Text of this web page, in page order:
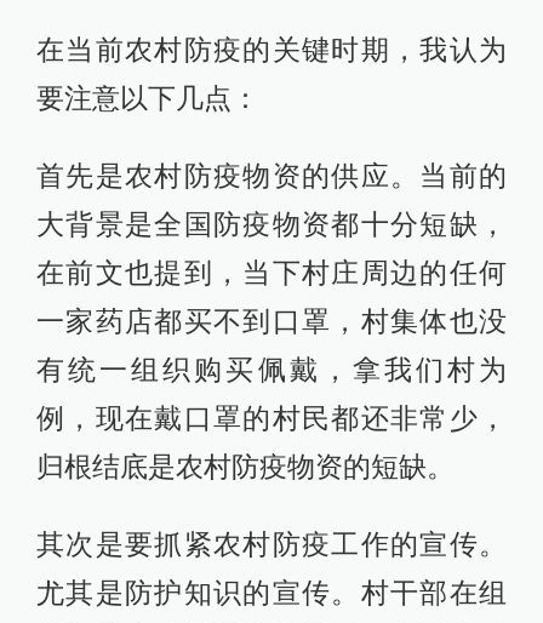
在当前农村防疫的关键时期，我认为
要注意以下几点：
首先是农村防疫物资的供应。当前的
大背景是全国防疫物资都十分短缺，
在前文也提到，当下村庄周边的任何
一家药店都买不到口罩，村集体也没
有统一组织购买佩戴，拿我们村为
例，现在戴口罩的村民都还非常少，
归根结底是农村防疫物资的短缺。
其次是要抓紧农村防疫工作的宣传。
尤其是防护知识的宣传。村干部在组